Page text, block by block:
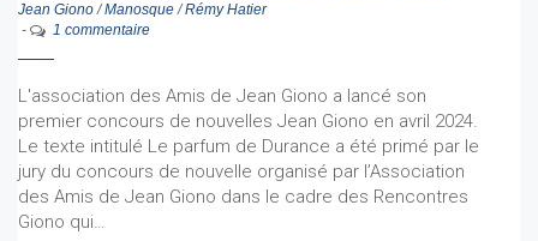
Jean Giono/Manosque/Rémy Hatier
-
1 commentaire
L'association des Amis de Jean Giono a lancé son
premier concours de nouvelles Jean Giono en avril 2024.
Le texte intitulé Le parfum de Durance a été primé par le
jury du concours de nouvelle organisé par l’Association
des Amis de Jean Giono dans le cadre des Rencontres
Giono qui…